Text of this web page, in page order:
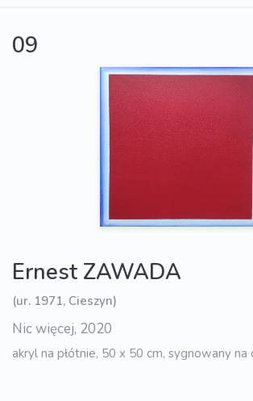
09
Ernest ZAWADA
(ur. 1971, Cieszyn)
Nic więcej, 2020
akryl na płótnie, 50 x 50 cm, sygnowany na